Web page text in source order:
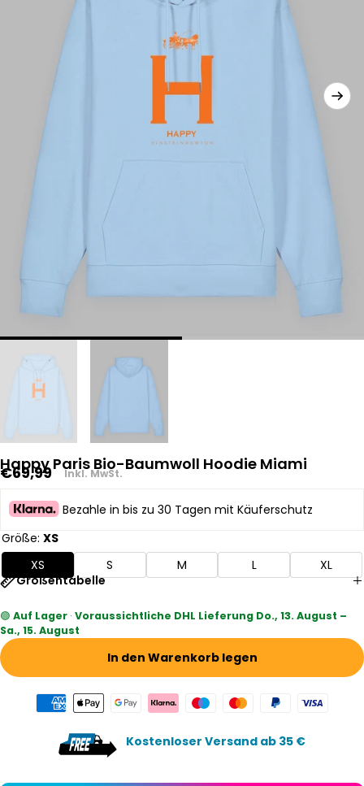
Happy Paris Bio-Baumwoll Hoodie Miami
Regulärer
€69,99 Inkl. MwSt.
Bezahle in bis zu 30 Tagen mit Käuferschutz
Größe: XS
XS
S M L
XL
Größentabelle
🟢 Auf Lager · Voraussichtliche DHL Lieferung Do., 13. August –
Sa., 15. August
In den Warenkorb legen
Kostenloser Versand ab 35 €